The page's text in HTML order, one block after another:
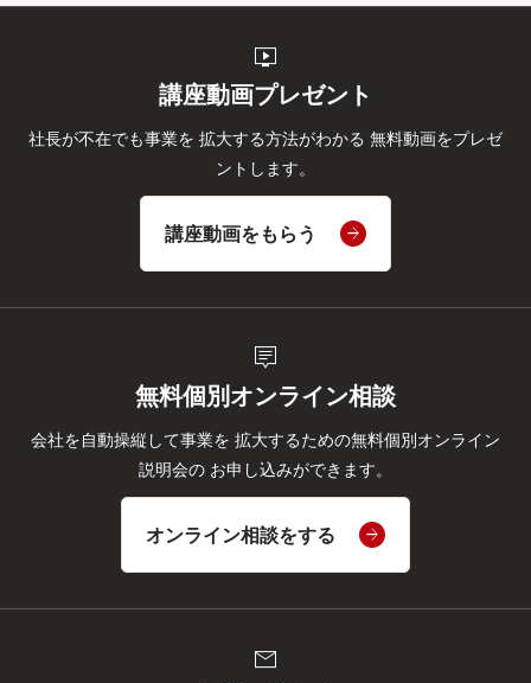
live_tv
講座動画プレゼント
社長が不在でも事業を 拡大する方法がわかる 無料動画をプレゼ
ントします。
講座動画をもらう
tooltip_2
無料個別オンライン相談
会社を自動操縦して事業を 拡大するための無料個別オンライン
説明会の お申し込みができます。
オンライン相談をする
mail